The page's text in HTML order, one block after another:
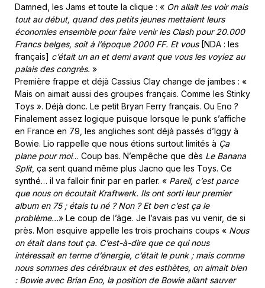
Damned, les Jams et toute la clique : « On allait les voir mais
tout au début, quand des petits jeunes mettaient leurs
économies ensemble pour faire venir les Clash pour 20.000
Francs belges, soit à l’époque 2000 FF. Et vous [NDA : les
français] c’était un an et demi avant que vous les voyiez au
palais des congrès. »
Première frappe et déjà Cassius Clay change de jambes : «
Mais on aimait aussi des groupes français. Comme les Stinky
Toys ». Déjà donc. Le petit Bryan Ferry français. Ou Eno ?
Finalement assez logique puisque lorsque le punk s’affiche
en France en 79, les angliches sont déjà passés d’Iggy à
Bowie. Lio rappelle que nous étions surtout limités à Ça
plane pour moi… Coup bas. N’empêche que dès Le Banana
Split, ça sent quand même plus Jacno que les Toys. Ce
synthé… il va falloir finir par en parler. « Pareil, c’est parce
que nous on écoutait Kraftwerk. Ils ont sorti leur premier
album en 75 ; étais tu né ? Non ? Et ben c’est ça le
problème…» Le coup de l’âge. Je l’avais pas vu venir, de si
près. Mon esquive appelle les trois prochains coups « Nous
on était dans tout ça. C’est-à-dire que ce qui nous
intéressait en terme d’énergie, c’était le punk ; mais comme
nous sommes des cérébraux et des esthètes, on aimait bien
: Bowie avec Brian Eno, la position de Bowie allant sauver